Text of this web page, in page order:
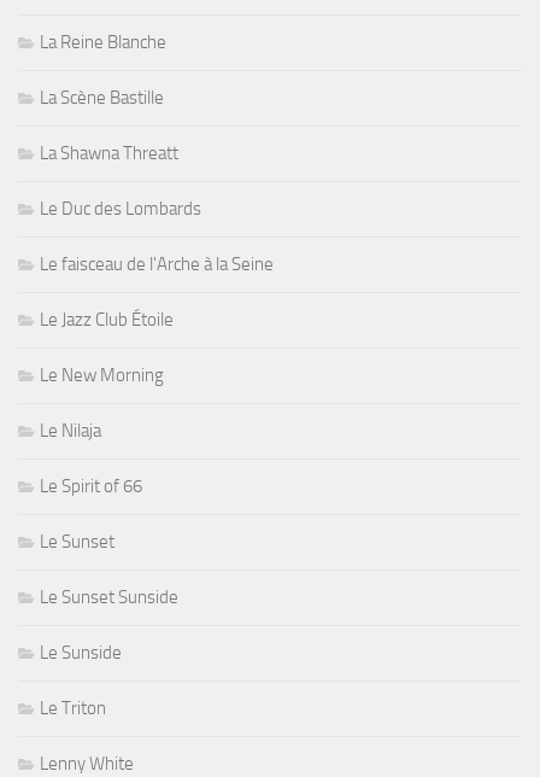
La Reine Blanche
La Scène Bastille
La Shawna Threatt
Le Duc des Lombards
Le faisceau de l'Arche à la Seine
Le Jazz Club Étoile
Le New Morning
Le Nilaja
Le Spirit of 66
Le Sunset
Le Sunset Sunside
Le Sunside
Le Triton
Lenny White